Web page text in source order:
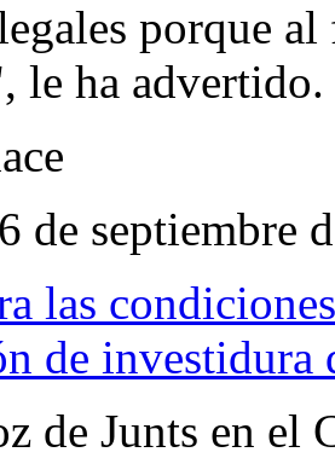
porque
le ha advertido.
de septiembre
las
de investidura
de Junts en el